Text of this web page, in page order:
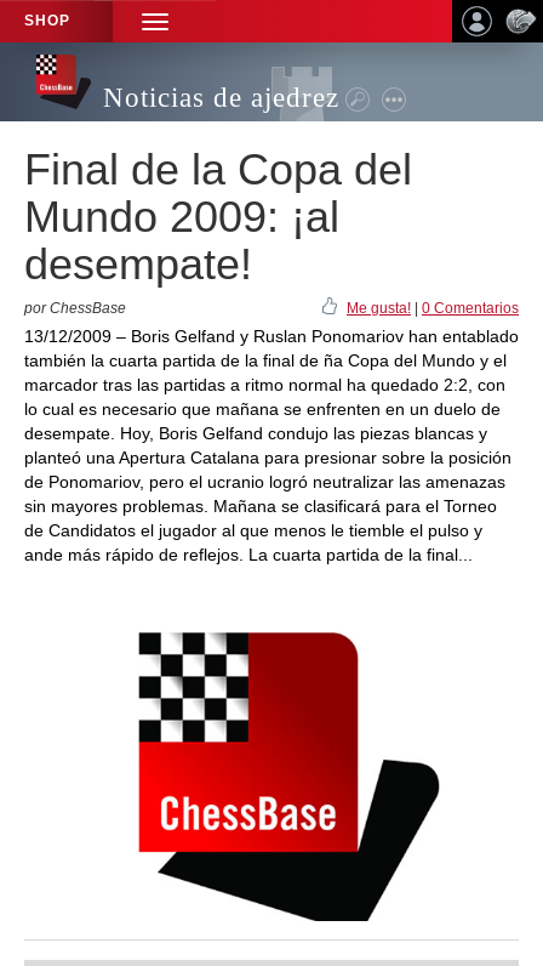
SHOP
TOGGLE
NAVIGATION
Noticias de ajedrez
Final de la Copa del
Mundo 2009: ¡al
desempate!
por ChessBase Me gusta! 0 Comentarios
13/12/2009 – Boris Gelfand y Ruslan Ponomariov han entablado
también la cuarta partida de la final de ña Copa del Mundo y el
marcador tras las partidas a ritmo normal ha quedado 2:2, con
lo cual es necesario que mañana se enfrenten en un duelo de
desempate. Hoy, Boris Gelfand condujo las piezas blancas y
planteó una Apertura Catalana para presionar sobre la posición
de Ponomariov, pero el ucranio logró neutralizar las amenazas
sin mayores problemas. Mañana se clasificará para el Torneo
de Candidatos el jugador al que menos le tiemble el pulso y
ande más rápido de reflejos. La cuarta partida de la final...